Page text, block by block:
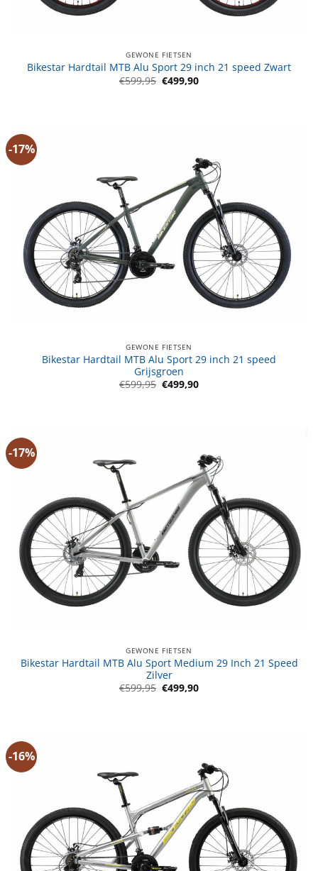
GEWONE FIETSEN
Bikestar Hardtail MTB Alu Sport 29 inch 21 speed Zwart
€599,95 Oorspronkelijke
prijs
€499,90Huidige
-17%
GEWONE FIETSEN
Bikestar Hardtail MTB Alu Sport 29 inch 21 speed
Grijsgroen
€599,95 Oorspronkelijke
prijs
€499,90Huidige
-17%
GEWONE FIETSEN
Bikestar Hardtail MTB Alu Sport Medium 29 Inch 21 Speed
Zilver
€599,95 Oorspronkelijke
prijs
€499,90Huidige
-16%